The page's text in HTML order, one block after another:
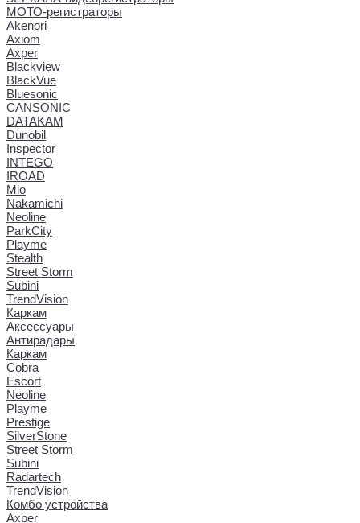
МОТО-регистраторы
Akenori
Axiom
Axper
Blackview
BlackVue
Bluesonic
CANSONIC
DATAKAM
Dunobil
Inspector
INTEGO
IROAD
Mio
Nakamichi
Neoline
ParkCity
Playme
Stealth
Street Storm
Subini
TrendVision
Каркам
Аксессуары
Антирадары
Каркам
Cobra
Escort
Neoline
Playme
Prestige
SilverStone
Street Storm
Subini
Radartech
TrendVision
Комбо устройства
Axper